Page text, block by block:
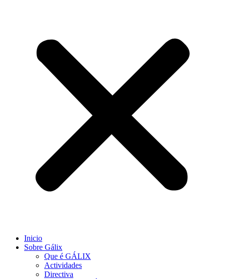
Inicio
Sobre Gálix
Que é GÁLIX
Actividades
Directiva